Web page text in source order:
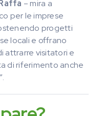
– mira a
per le imprese
progetti
locali e offrano
attrarre visitatori e
di riferimento anche